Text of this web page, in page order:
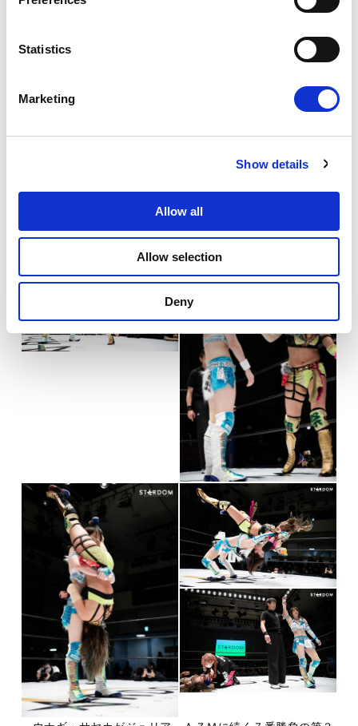
Statistics
Marketing
Show details
Allow all
Allow selection
Deny